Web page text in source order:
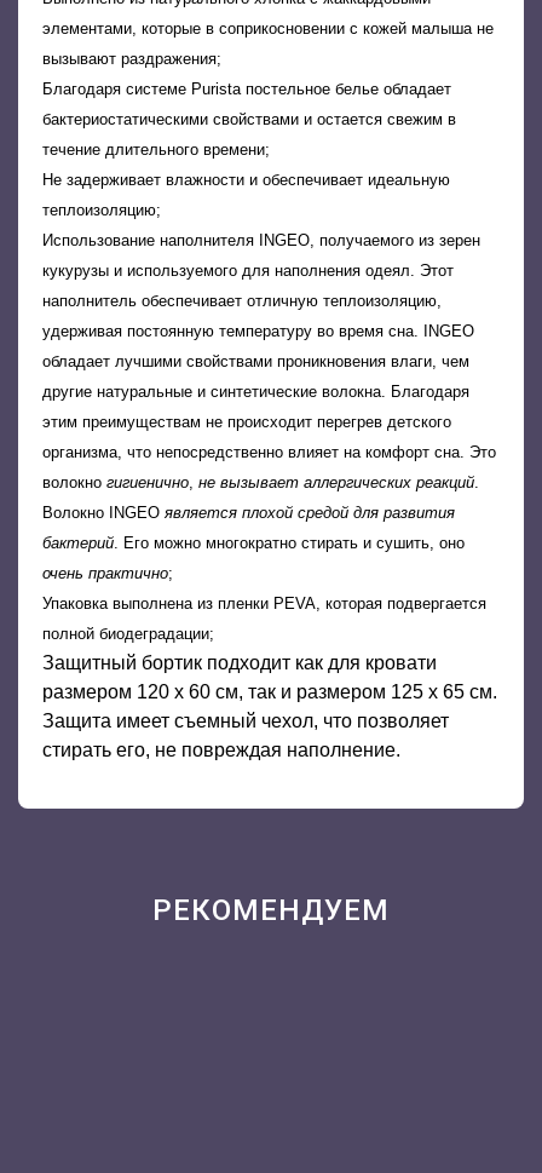
элементами, которые в соприкосновении с кожей малыша не
вызывают раздражения;
Благодаря системе Purista постельное белье обладает
бактериостатическими свойствами и остается свежим в
течение длительного времени;
Не задерживает влажности и обеспечивает идеальную
теплоизоляцию;
Использование наполнителя INGEO, получаемого из зерен
кукурузы и используемого для наполнения одеял. Этот
наполнитель обеспечивает отличную теплоизоляцию,
удерживая постоянную температуру во время сна. INGEO
обладает лучшими свойствами проникновения влаги, чем
другие натуральные и синтетические волокна. Благодаря
этим преимуществам не происходит перегрев детского
организма, что непосредственно влияет на комфорт сна. Это
волокно гигиенично, не вызывает аллергических реакций.
Волокно INGEO является плохой средой для развития
бактерий. Его можно многократно стирать и сушить, оно
очень практично;
Упаковка выполнена из пленки PEVA, которая подвергается
полной биодеградации;
Защитный бортик подходит как для кровати
размером 120 x 60 см, так и размером 125 x 65 см.
Защита имеет съемный чехол, что позволяет
стирать его, не повреждая наполнение.
РЕКОМЕНДУЕМ